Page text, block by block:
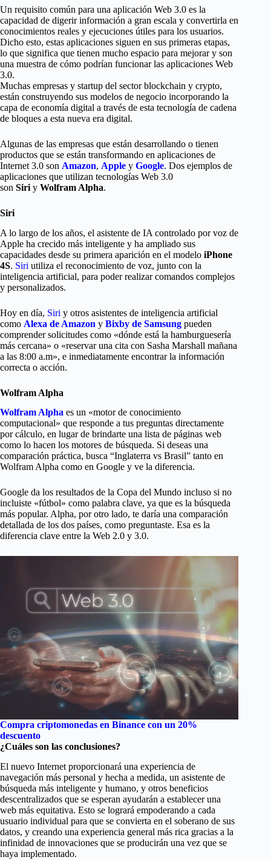
Un requisito común para una aplicación Web 3.0 es la
capacidad de digerir información a gran escala y convertirla en
conocimientos reales y ejecuciones útiles para los usuarios.
Dicho esto, estas aplicaciones siguen en sus primeras etapas,
lo que significa que tienen mucho espacio para mejorar y son
una muestra de cómo podrían funcionar las aplicaciones Web
3.0.
Muchas empresas y startup del sector blockchain y crypto,
están construyendo sus modelos de negocio incorporando la
capa de economía digital a través de esta tecnología de cadena
de bloques a esta nueva era digital.
Algunas de las empresas que están desarrollando o tienen
productos que se están transformando en aplicaciones de
Internet 3.0 son Amazon, Apple y Google. Dos ejemplos de
aplicaciones que utilizan tecnologías Web 3.0
son Siri y Wolfram Alpha.
Siri
A lo largo de los años, el asistente de IA controlado por voz de
Apple ha crecido más inteligente y ha ampliado sus
capacidades desde su primera aparición en el modelo iPhone
4S. Siri utiliza el reconocimiento de voz, junto con la
inteligencia artificial, para poder realizar comandos complejos
y personalizados.
Hoy en día, Siri y otros asistentes de inteligencia artificial
como Alexa de Amazon y Bixby de Samsung pueden
comprender solicitudes como «dónde está la hamburguesería
más cercana» o «reservar una cita con Sasha Marshall mañana
a las 8:00 a.m», e inmediatamente encontrar la información
correcta o acción.
Wolfram Alpha
Wolfram Alpha es un «motor de conocimiento
computacional» que responde a tus preguntas directamente
por cálculo, en lugar de brindarte una lista de páginas web
como lo hacen los motores de búsqueda. Si deseas una
comparación práctica, busca “Inglaterra vs Brasil” tanto en
Wolfram Alpha como en Google y ve la diferencia.
Google da los resultados de la Copa del Mundo incluso si no
incluiste «fútbol» como palabra clave, ya que es la búsqueda
más popular. Alpha, por otro lado, te daría una comparación
detallada de los dos países, como preguntaste. Esa es la
diferencia clave entre la Web 2.0 y 3.0.
Compra criptomonedas en Binance con un 20%
descuento
¿Cuáles son las conclusiones?
El nuevo Internet proporcionará una experiencia de
navegación más personal y hecha a medida, un asistente de
búsqueda más inteligente y humano, y otros beneficios
descentralizados que se esperan ayudarán a establecer una
web más equitativa. Esto se logrará empoderando a cada
usuario individual para que se convierta en el soberano de sus
datos, y creando una experiencia general más rica gracias a la
infinidad de innovaciones que se producirán una vez que se
haya implementado.